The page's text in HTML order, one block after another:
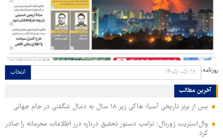
روزنامه: انتخاب
آخرین مطالب
پس از برنز تاریخی آسیا؛ هاکی زیر ۱۸ سال به دنبال شگفتی در جام جهانی
وال‌استریت ژورنال: ترامپ دستور تحقیق درباره درز اطلاعات محرمانه را صادر
کرد